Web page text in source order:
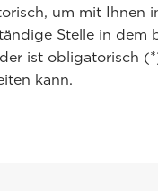
um mit Ihnen
Stelle in
ist obligatorisch
kann.